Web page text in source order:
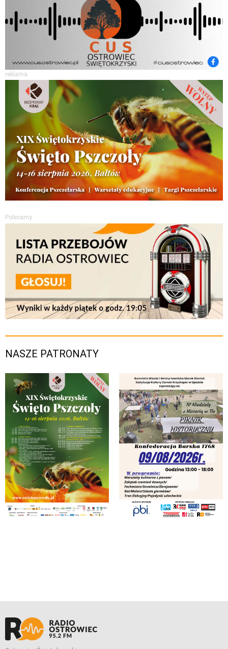
reklama
Polecamy
NASZE PATRONATY